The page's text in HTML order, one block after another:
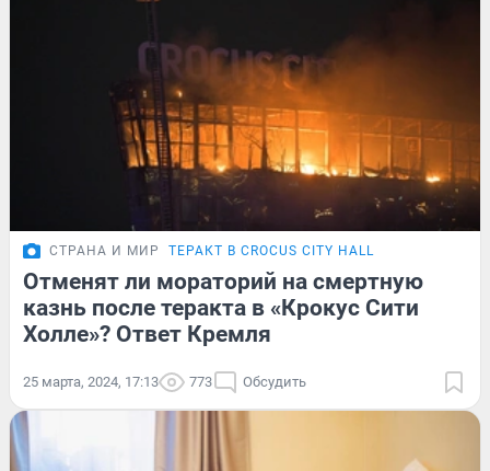
СТРАНА И МИР ТЕРАКТ В CROCUS CITY HALL
Отменят ли мораторий на смертную
казнь после теракта в «Крокус Сити
Холле»? Ответ Кремля
25 марта, 2024, 17:13 773 Обсудить